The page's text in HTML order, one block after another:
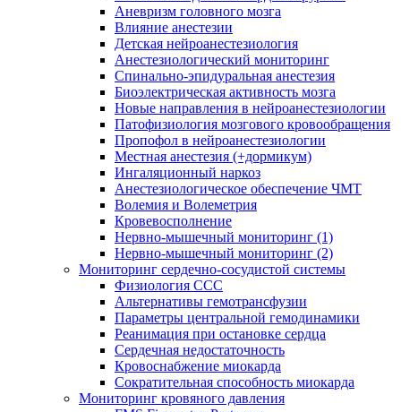
Аневризм головного мозга
Влияние анестезии
Детская нейроанестезиология
Анестезиологический мониторинг
Спинально-эпидуральная анестезия
Биоэлектрическая активность мозга
Новые направления в нейроанестезиологии
Патофизиология мозгового кровообращения
Пропофол в нейроанестезиологии
Местная анестезия (+дормикум)
Ингаляционный наркоз
Анестезиологическое обеспечение ЧМТ
Волемия и Волеметрия
Кровевосполнение
Нервно-мышечный мониторинг (1)
Нервно-мышечный мониторинг (2)
Мониторинг сердечно-сосудистой системы
Физиология ССС
Альтернативы гемотрансфузии
Параметры центральной гемодинамики
Реанимация при остановке сердца
Сердечная недостаточность
Кровоснабжение миокарда
Сократительная способность миокарда
Мониторинг кровяного давления